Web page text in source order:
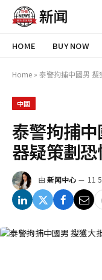
HOME BUY NOW
Home » 泰警拘捕中國男
中國
泰警拘捕
器疑策劃
由 新闻中心 11